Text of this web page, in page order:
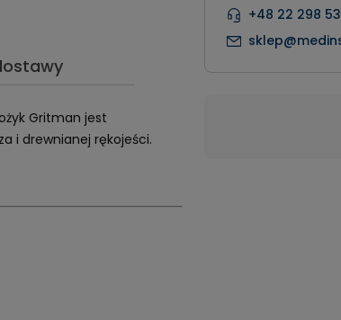
Gritman jest
i drewnianej rękojeści.
+48 22 298